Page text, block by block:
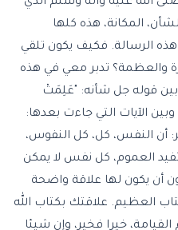
المكانة، هذه كلها
الرسالة. فكيف يكون تلقي
والعظمة؟ تدبر معي في هذه
بين قوله جل شأنه: "عَلِمَتْ
الآيات التي جاءت بعدها:
أن النفس، كل، كل النفوس،
العموم، كل نفس لا يمكن
أن يكون لها علاقة واضحة
العظيم. علاقتك بكتاب الله
خيرا فخير، وإن شيئا